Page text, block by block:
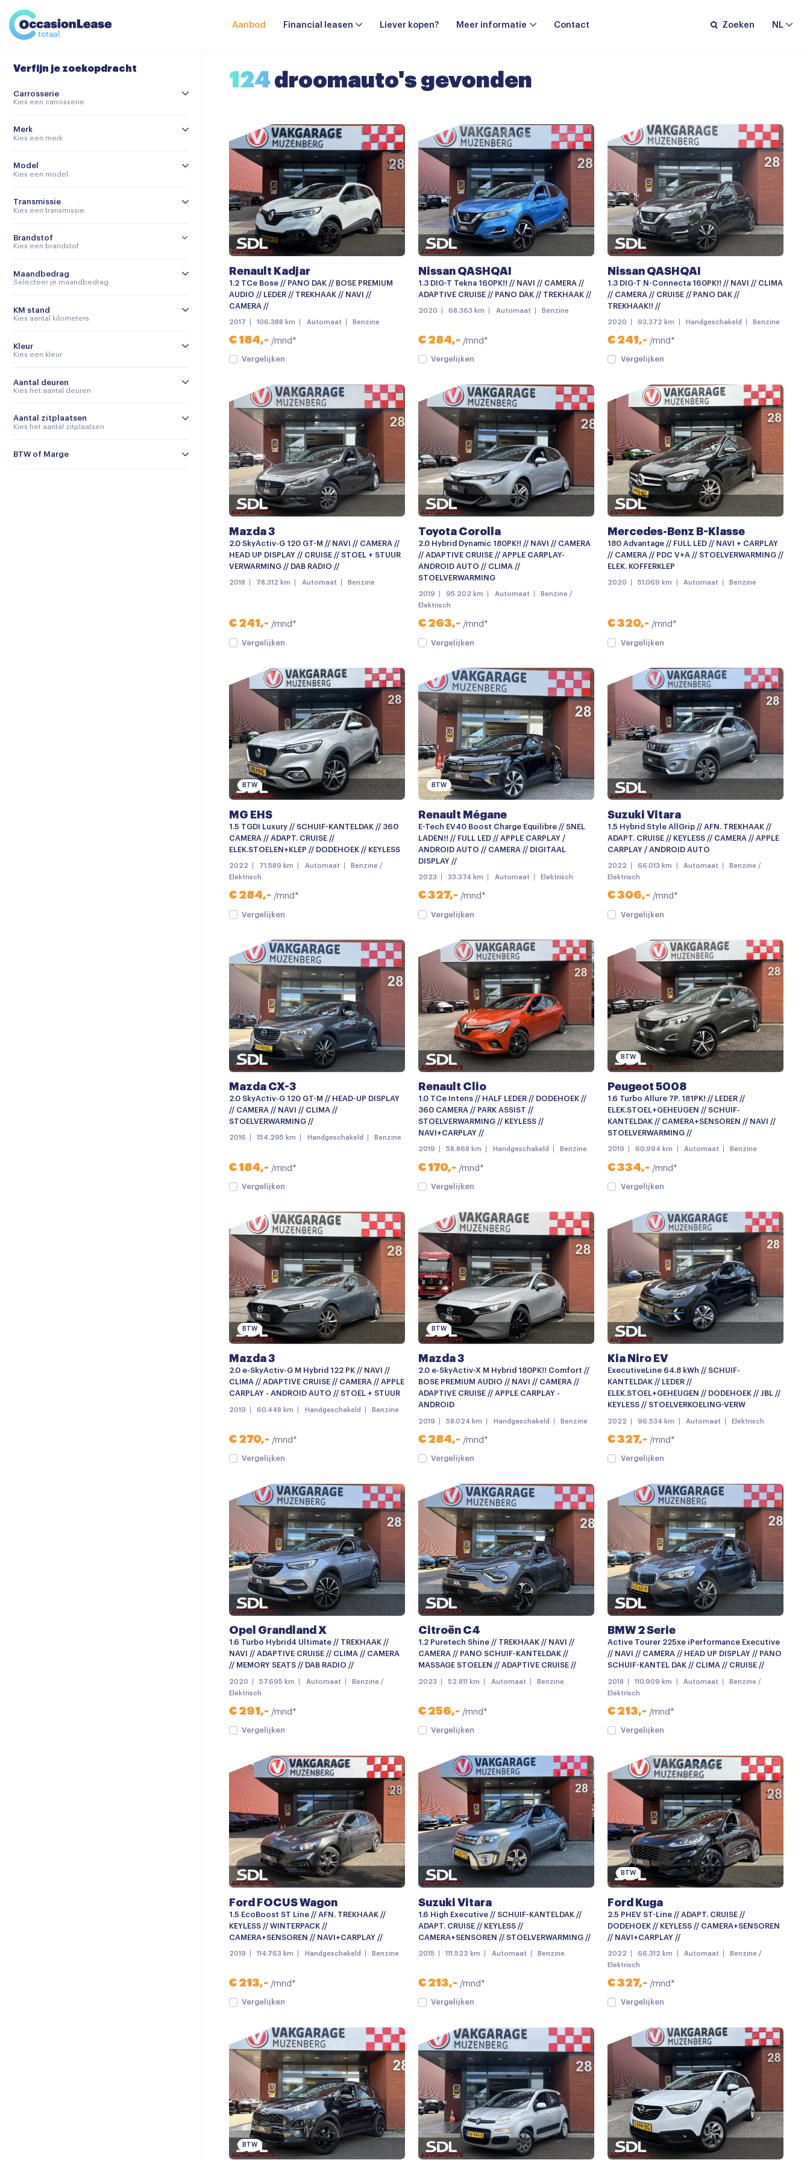
Aanbod Financial leasen Liever kopen? Meer informatie Contact NL
Zoeken
Leasevoorwaarden
Veelgestelde vragen
Nieuws en tips
Over ons
Vergelijker
Verfijn je zoekopdracht
Carrosserie
Kies een carrosserie
Merk
Kies een merk
Model
Kies een model
Transmissie
Kies een transmissie
Brandstof
Kies een brandstof
Maandbedrag
Selecteer je maandbedrag
KM stand
Kies aantal kilometers
Kleur
Kies een kleur
Aantal deuren
Kies het aantal deuren
Aantal zitplaatsen
Kies het aantal zitplaatsen
BTW of Marge
124 droomauto's gevonden
Renault Kadjar
1.2 TCe Bose // PANO DAK // BOSE PREMIUM
AUDIO // LEDER // TREKHAAK // NAVI //
CAMERA //
2017 106.388 km Automaat Benzine
€ 184,- /mnd*
Vergelijken
Nissan QASHQAI
1.3 DIG-T Tekna 160PK!! // NAVI // CAMERA //
ADAPTIVE CRUISE // PANO DAK // TREKHAAK //
2020 68.363 km Automaat Benzine
€ 284,- /mnd*
Vergelijken
Nissan QASHQAI
1.3 DIG-T N-Connecta 160PK!! // NAVI // CLIMA
// CAMERA // CRUISE // PANO DAK //
TREKHAAK!! //
2020 93.372 km Handgeschakeld Benzine
€ 241,- /mnd*
Vergelijken
Mazda 3
2.0 SkyActiv-G 120 GT-M // NAVI // CAMERA //
HEAD UP DISPLAY // CRUISE // STOEL + STUUR
VERWARMING // DAB RADIO //
2018 78.312 km Automaat Benzine
€ 241,- /mnd*
Vergelijken
Toyota Corolla
2.0 Hybrid Dynamic 180PK!! // NAVI // CAMERA
// ADAPTIVE CRUISE // APPLE CARPLAY-
ANDROID AUTO // CLIMA //
STOELVERWARMING
2019 95.202 km Automaat
Benzine /
Elektrisch
€ 263,- /mnd*
Vergelijken
Mercedes-Benz B-Klasse
180 Advantage // FULL LED // NAVI + CARPLAY
// CAMERA // PDC V+A // STOELVERWARMING //
ELEK. KOFFERKLEP
2020 51.069 km Automaat Benzine
€ 320,- /mnd*
Vergelijken
BTW
MG EHS
1.5 TGDI Luxury // SCHUIF-KANTELDAK // 360
CAMERA // ADAPT. CRUISE //
ELEK.STOELEN+KLEP // DODEHOEK // KEYLESS
2022 71.589 km Automaat
Benzine /
Elektrisch
€ 284,- /mnd*
Vergelijken
BTW
Renault Mégane
E-Tech EV40 Boost Charge Equilibre // SNEL
LADEN!! // FULL LED // APPLE CARPLAY /
ANDROID AUTO // CAMERA // DIGITAAL
DISPLAY //
2023 33.374 km Automaat Elektrisch
€ 327,- /mnd*
Vergelijken
Suzuki Vitara
1.5 Hybrid Style AllGrip // AFN. TREKHAAK //
ADAPT. CRUISE // KEYLESS // CAMERA // APPLE
CARPLAY / ANDROID AUTO
2022 66.013 km Automaat
Benzine /
Elektrisch
€ 306,- /mnd*
Vergelijken
Mazda CX-3
2.0 SkyActiv-G 120 GT-M // HEAD-UP DISPLAY
// CAMERA // NAVI // CLIMA //
STOELVERWARMING //
2016 154.295 km Handgeschakeld Benzine
€ 184,- /mnd*
Vergelijken
Renault Clio
1.0 TCe Intens // HALF LEDER // DODEHOEK //
360 CAMERA // PARK ASSIST //
STOELVERWARMING // KEYLESS //
NAVI+CARPLAY //
2019 58.868 km Handgeschakeld Benzine
€ 170,- /mnd*
Vergelijken
BTW
Peugeot 5008
1.6 Turbo Allure 7P. 181PK! // LEDER //
ELEK.STOEL+GEHEUGEN // SCHUIF-
KANTELDAK // CAMERA+SENSOREN // NAVI //
STOELVERWARMING //
2019 60.994 km Automaat Benzine
€ 334,- /mnd*
Vergelijken
BTW
Mazda 3
2.0 e-SkyActiv-G M Hybrid 122 PK // NAVI //
CLIMA // ADAPTIVE CRUISE // CAMERA // APPLE
CARPLAY - ANDROID AUTO // STOEL + STUUR
2019 60.448 km Handgeschakeld Benzine
€ 270,- /mnd*
Vergelijken
BTW
Mazda 3
2.0 e-SkyActiv-X M Hybrid 180PK!! Comfort //
BOSE PREMIUM AUDIO // NAVI // CAMERA //
ADAPTIVE CRUISE // APPLE CARPLAY -
ANDROID
2019 58.024 km Handgeschakeld Benzine
€ 284,- /mnd*
Vergelijken
Kia Niro EV
ExecutiveLine 64.8 kWh // SCHUIF-
KANTELDAK // LEDER //
ELEK.STOEL+GEHEUGEN // DODEHOEK // JBL //
KEYLESS // STOELVERKOELING-VERW
2022 96.534 km Automaat Elektrisch
€ 327,- /mnd*
Vergelijken
Opel Grandland X
1.6 Turbo Hybrid4 Ultimate // TREKHAAK //
NAVI // ADAPTIVE CRUISE // CLIMA // CAMERA
// MEMORY SEATS // DAB RADIO //
2020 57.695 km Automaat
Benzine /
Elektrisch
€ 291,- /mnd*
Vergelijken
Citroën C4
1.2 Puretech Shine // TREKHAAK // NAVI //
CAMERA // PANO SCHUIF-KANTELDAK //
MASSAGE STOELEN // ADAPTIVE CRUISE //
2023 52.811 km Automaat Benzine
€ 256,- /mnd*
Vergelijken
BMW 2 Serie
Active Tourer 225xe iPerformance Executive
// NAVI // CAMERA // HEAD UP DISPLAY // PANO
SCHUIF-KANTEL DAK // CLIMA // CRUISE //
2018 110.909 km Automaat
Benzine /
Elektrisch
€ 213,- /mnd*
Vergelijken
Ford FOCUS Wagon
1.5 EcoBoost ST Line // AFN. TREKHAAK //
KEYLESS // WINTERPACK //
CAMERA+SENSOREN // NAVI+CARPLAY //
2019 114.763 km Handgeschakeld Benzine
€ 213,- /mnd*
Vergelijken
Suzuki Vitara
1.6 High Executive // SCHUIF-KANTELDAK //
ADAPT. CRUISE // KEYLESS //
CAMERA+SENSOREN // STOELVERWARMING //
2015 111.522 km Automaat Benzine
€ 213,- /mnd*
Vergelijken
BTW
Ford Kuga
2.5 PHEV ST-Line // ADAPT. CRUISE //
DODEHOEK // KEYLESS // CAMERA+SENSOREN
// NAVI+CARPLAY //
2022 66.312 km Automaat
Benzine /
Elektrisch
€ 327,- /mnd*
Vergelijken
BTW